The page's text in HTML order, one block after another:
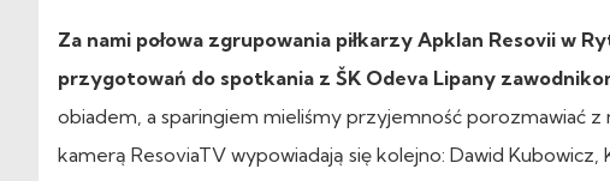
Za nami połowa zgrupowania piłkarzy Apklan Resovii w
przygotowań do spotkania z ŠK Odeva Lipany
obiadem, a sparingiem mieliśmy przyjemność porozmawiać
kamerą ResoviaTV wypowiadają się kolejno: Dawid